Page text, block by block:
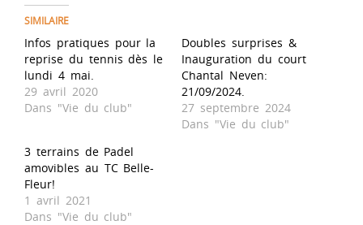
SIMILAIRE
Infos pratiques pour la
reprise du tennis dès le
lundi 4 mai.
29 avril 2020
Dans "Vie du club"
Doubles surprises &
Inauguration du court
Chantal Neven:
21/09/2024.
27 septembre 2024
Dans "Vie du club"
3 terrains de Padel
amovibles au TC Belle-
Fleur!
1 avril 2021
Dans "Vie du club"